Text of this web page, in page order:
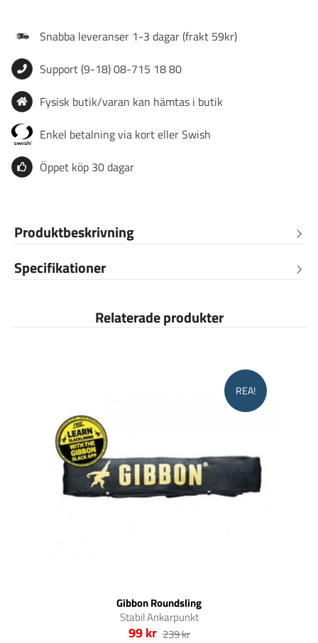
Snabba leveranser 1-3 dagar (frakt 59kr)
Support (9-18) 08-715 18 80
Fysisk butik/varan kan hämtas i butik
Enkel betalning via kort eller Swish
Öppet köp 30 dagar
Produktbeskrivning
Specifikationer
Relaterade produkter
REA!
Gibbon Roundsling
Stabil Ankarpunkt
99 kr 239 kr